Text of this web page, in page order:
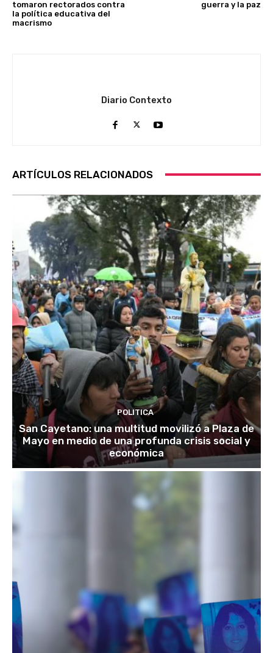
tomaron rectorados contra
la política educativa del
macrismo
guerra y la paz
Diario Contexto
ARTÍCULOS RELACIONADOS
POLITICA
San Cayetano: una multitud movilizó a Plaza de
Mayo en medio de una profunda crisis social y
económica